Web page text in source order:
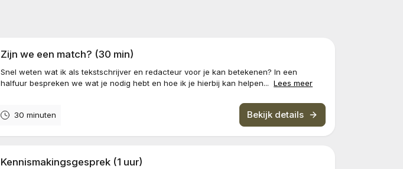
Zijn we een match? (30 min)
Snel weten wat ik als tekstschrijver en redacteur voor je kan betekenen? In een
halfuur bespreken we wat je nodig hebt en hoe ik je hierbij kan helpen... Lees meer
30 minuten Bekijk details
Kennismakingsgesprek (1 uur)